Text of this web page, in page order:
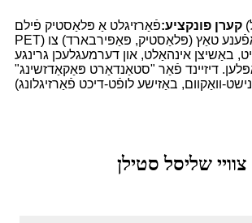
קערן פונקציע:פֿאַרזיגלט אַ פּלאַסטיק פֿילם (למשל, CPP,
PET) איבער פֿאָרגעשאַפֿענע טאַץ (פּלאַסטיק, פּאַפּירבארד) צו
באַשיצן אינהאַלט, און דערמעגלעכן גרינגע
דיזיינד פֿאַר "סטאַנדאַרט פּאַקאַדזשינג"
צוויי שליסל סטילן